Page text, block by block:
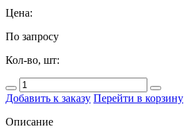
Цена:
По запросу
Кол-во, шт:
Добавить к заказу Перейти в корзину
Описание